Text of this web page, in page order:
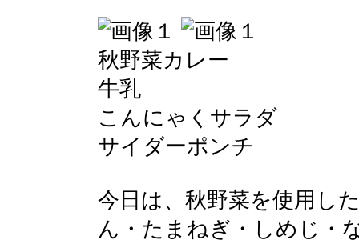
秋野菜カレー
牛乳
こんにゃくサラダ
サイダーポンチ
今日は、秋野菜を使用し
ん・たまねぎ・しめじ・